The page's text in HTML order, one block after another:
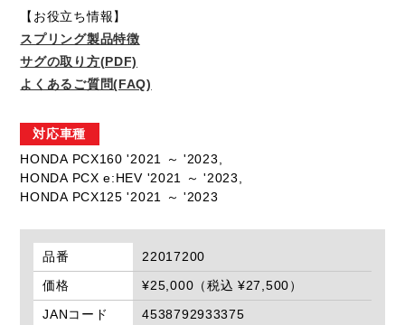
【お役立ち情報】
スプリング製品特徴
サグの取り方(PDF)
よくあるご質問(FAQ)
対応車種
HONDA PCX160 '2021 ～ '2023,
HONDA PCX e:HEV '2021 ～ '2023,
HONDA PCX125 '2021 ～ '2023
品番
22017200
価格
¥25,000（税込 ¥27,500）
JANコード
4538792933375